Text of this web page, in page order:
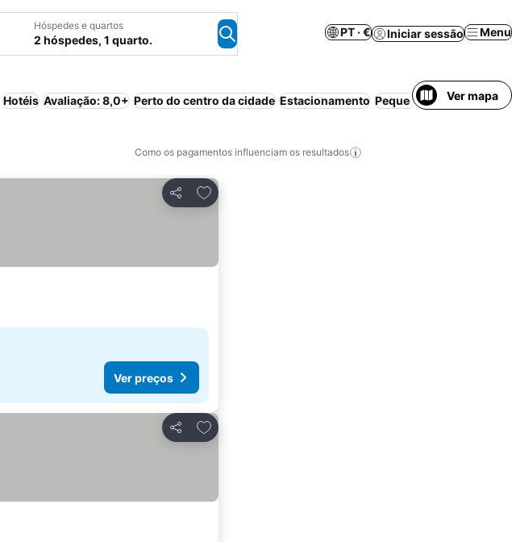
Hóspedes e quartos
2 hóspedes, 1 quarto.
PT · € Iniciar sessão Menu
Hotéis Avaliação: 8,0+ Perto do centro da cidade Estacionamento Pequeno-almoçoVer mapa
Como os pagamentos influenciam os resultados
Partilhar
Adicionar aos favoritos
Ver preços
Partilhar
Adicionar aos favoritos